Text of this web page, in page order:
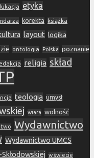
etyka
korekta książka
layout logika
ontologia Polska poznanie
religia skład
teologia umysł
wiara wolność
Wydawnictwo
Wydawnictwo UMCS
w świecie